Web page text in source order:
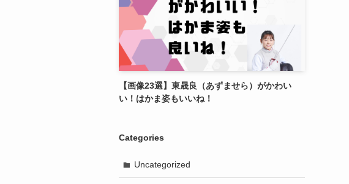
【画像23選】東晟良（あずませら）がかわい
い！はかま姿もいいね！
Categories
Uncategorized